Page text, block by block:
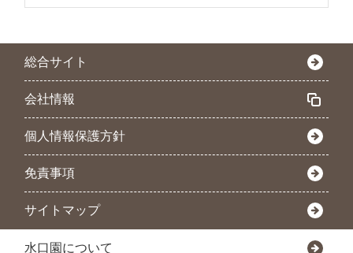
総合サイト
会社情報
個人情報保護方針
免責事項
サイトマップ
水口園について